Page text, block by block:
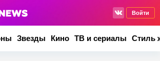
Войти
Звезды Кино ТВ и сериалы Стиль